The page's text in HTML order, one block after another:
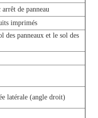
arrêt de panneau
imprimés
des panneaux et le sol des
latérale (angle droit)